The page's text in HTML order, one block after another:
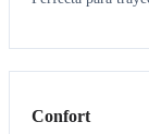
3 3
Confort